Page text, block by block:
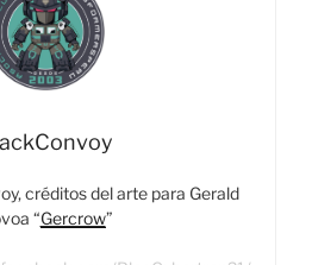
créditos del arte para Gerald
“Gercrow”